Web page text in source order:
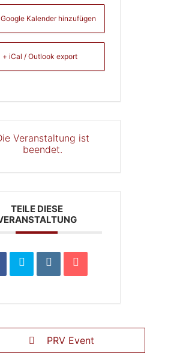
Kalender hinzufügen
+ iCal / Outlook export
Veranstaltung ist
beendet.
TEILE DIESE
PRV Event